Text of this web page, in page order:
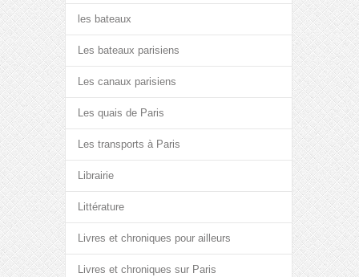
les bateaux
Les bateaux parisiens
Les canaux parisiens
Les quais de Paris
Les transports à Paris
Librairie
Littérature
Livres et chroniques pour ailleurs
Livres et chroniques sur Paris